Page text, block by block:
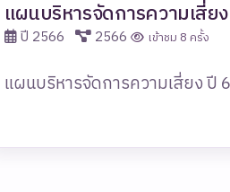
แผนบริหารจัดการความเสี่ย
ปี 2566 2566 เข้าชม 8 ครั้ง
แผนบริหารจัดการความเสี่ยง ปี